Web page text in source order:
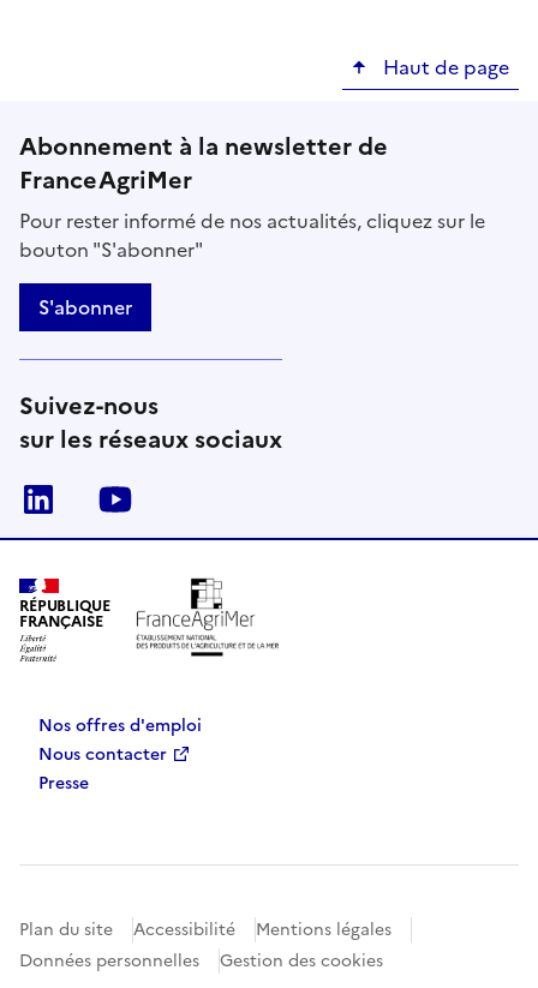
Haut de page
Abonnement à la newsletter de
FranceAgriMer
Pour rester informé de nos actualités, cliquez sur le
bouton "S'abonner"
S'abonner
Suivez-nous
sur les réseaux sociaux
Linkedin
RÉPUBLIQUE
FRANÇAISE
Nos offres d'emploi
Nous contacter
Presse
Plan du site Accessibilité
Mentions légales
Données personnelles
Gestion des cookies